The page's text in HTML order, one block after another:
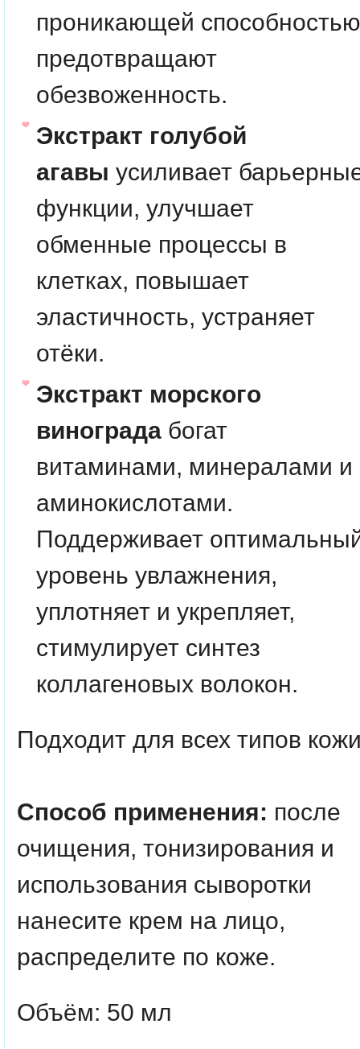
проникающей
предотвращают
обезвоженность.
Экстракт голубой
агавы усиливает
функции, улучшает
обменные процессы в
клетках, повышает
эластичность, устраняет
отёки.
Экстракт морского
винограда богат
витаминами, минералами и
аминокислотами.
Поддерживает
уровень увлажнения,
уплотняет и укрепляет,
стимулирует синтез
коллагеновых волокон.
Подходит для всех типов
Способ применения: после
очищения, тонизирования и
использования сыворотки
нанесите крем на лицо,
распределите по коже.
Объём: 50 мл